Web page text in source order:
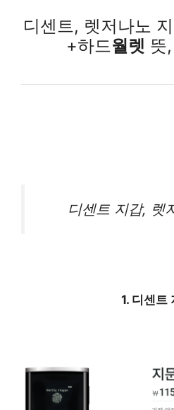
디센트, 렛저나노
+하드월렛 뜻
디센트 지갑, 렛
1. 디센트